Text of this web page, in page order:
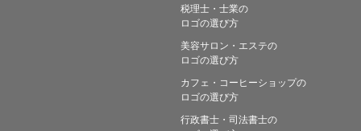
税理士・士業の
ロゴの選び方
美容サロン・エステの
ロゴの選び方
カフェ・コーヒーショップの
ロゴの選び方
行政書士・司法書士の